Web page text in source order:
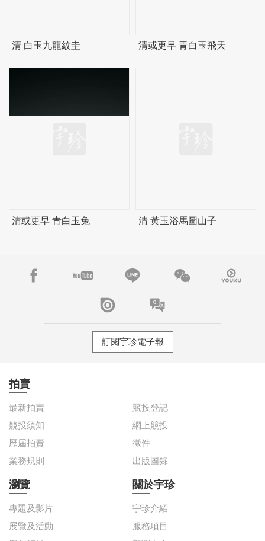
清 白玉九龍紋圭 清或更早 青白玉飛天
清或更早 青白玉兔 清 黃玉浴馬圖山子
訂閱宇珍電子報
拍賣
最新拍賣
競投登記
競投須知
網上競投
歷屆拍賣
徵件
業務規則
出版圖錄
瀏覽
專題及影片
展覽及活動
關於宇珍
宇珍介紹
服務項目